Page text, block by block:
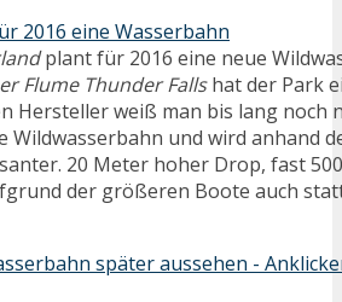
2016 eine Wasserbahn
plant für 2016 eine neue
Flume Thunder Fallshat der Park
Hersteller weiß man bis lang noch
Wildwasserbahn und wird anhand
20 Meter hoher Drop, fast
der größeren Boote auch